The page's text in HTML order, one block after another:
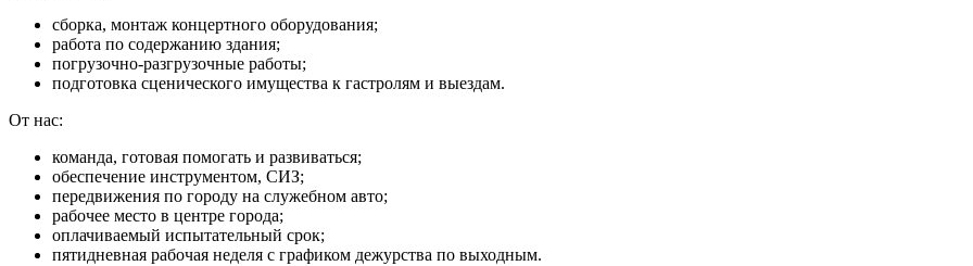
сборка, монтаж концертного оборудования;
работа по содержанию здания;
погрузочно-разгрузочные работы;
подготовка сценического имущества к гастролям и выездам.
От нас:
команда, готовая помогать и развиваться;
обеспечение инструментом, СИЗ;
передвижения по городу на служебном авто;
рабочее место в центре города;
оплачиваемый испытательный срок;
пятидневная рабочая неделя с графиком дежурства по выходным.